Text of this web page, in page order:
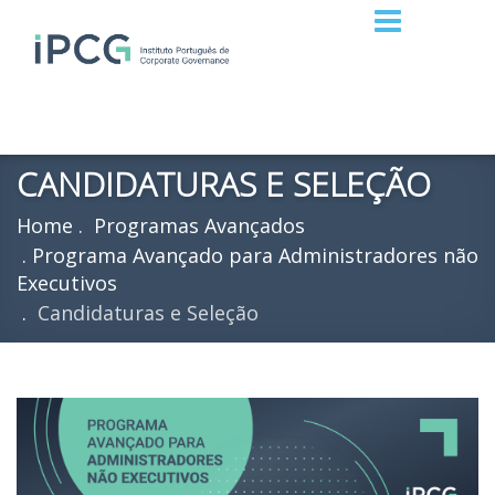
CANDIDATURAS E SELEÇÃO
Home
Programas Avançados
Programa Avançado para Administradores não
Executivos
Candidaturas e Seleção